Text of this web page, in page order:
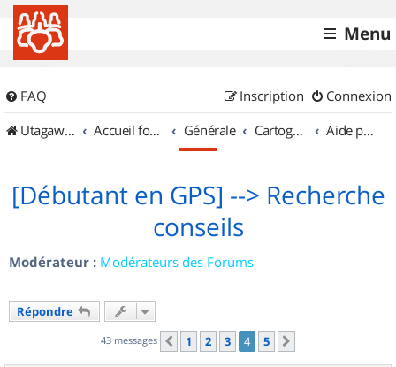
Menu
FAQ Connexion
Inscription
UtagawaVTT (Randos VTT et VTTAE avec traces GPS)
Accueil forum Générale Cartographie et GPS Aide pour l'achat d'un GPS
[Débutant en GPS] --> Recherche
conseils
Modérateur : Modérateurs des Forums
Répondre
43 messages Précédent
1 2 3 4 5